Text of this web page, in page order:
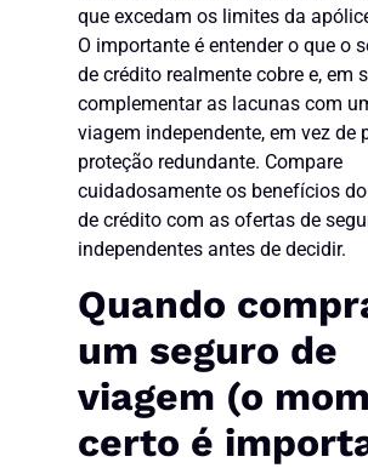
que excedam os limites da
O importante é entender o que o
de crédito realmente cobre e, em
complementar as lacunas com
viagem independente, em vez de
proteção redundante. Compare
cuidadosamente os benefícios
de crédito com as ofertas de
independentes antes de decidir.
Quando
um seguro de
viagem (o
certo é